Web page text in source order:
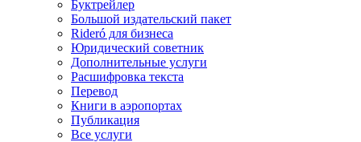
Буктрейлер
Большой издательский пакет
Rideró для бизнеса
Юридический советник
Дополнительные услуги
Расшифровка текста
Перевод
Книги в аэропортах
Публикация
Все услуги